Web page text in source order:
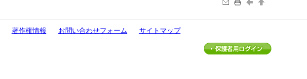
著作権情報 お問い合わせフォーム サイトマップ